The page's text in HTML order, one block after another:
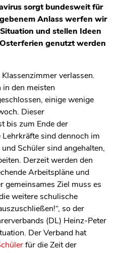
sorgt bundesweit für
Anlass werfen wir
und stellen Ideen
genutzt werden
verlassen.
in den meisten
einige wenige
Dieser
bis zum Ende der
sind dennoch im
Schüler sind angehalten,
Derzeit werden den
Arbeitspläne und
gemeinsames Ziel muss es
weitere schulische
so der
(DL) Heinz-Peter
Der Verband hat
für die Zeit der